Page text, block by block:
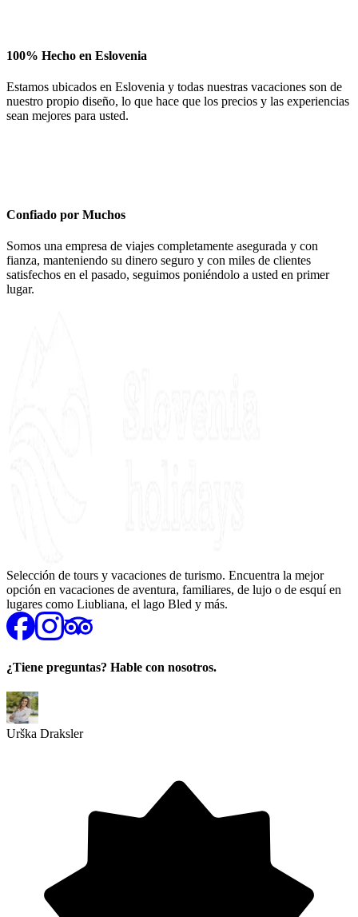
100% Hecho en Eslovenia
Estamos ubicados en Eslovenia y todas nuestras vacaciones son de
nuestro propio diseño, lo que hace que los precios y las experiencias
sean mejores para usted.
Confiado por Muchos
Somos una empresa de viajes completamente asegurada y con
fianza, manteniendo su dinero seguro y con miles de clientes
satisfechos en el pasado, seguimos poniéndolo a usted en primer
lugar.
Selección de tours y vacaciones de turismo. Encuentra la mejor
opción en vacaciones de aventura, familiares, de lujo o de esquí en
lugares como Liubliana, el lago Bled y más.
¿Tiene preguntas? Hable con nosotros.
Urška Draksler